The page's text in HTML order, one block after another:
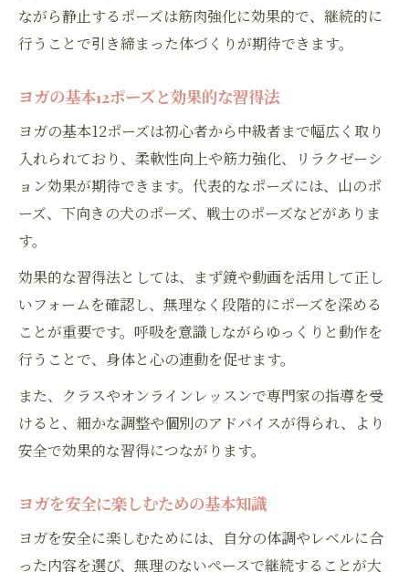
ながら静止するポーズは筋肉強化に効果的で、継続的に
行うことで引き締まった体づくりが期待できます。
ヨガの基本12ポーズと効果的な習得法
ヨガの基本12ポーズは初心者から中級者まで幅広く取り
入れられており、柔軟性向上や筋力強化、リラクゼーシ
ョン効果が期待できます。代表的なポーズには、山のポ
ーズ、下向きの犬のポーズ、戦士のポーズなどがありま
す。
効果的な習得法としては、まず鏡や動画を活用して正し
いフォームを確認し、無理なく段階的にポーズを深める
ことが重要です。呼吸を意識しながらゆっくりと動作を
行うことで、身体と心の連動を促せます。
また、クラスやオンラインレッスンで専門家の指導を受
けると、細かな調整や個別のアドバイスが得られ、より
安全で効果的な習得につながります。
ヨガを安全に楽しむための基本知識
ヨガを安全に楽しむためには、自分の体調やレベルに合
った内容を選び、無理のないペースで継続することが大